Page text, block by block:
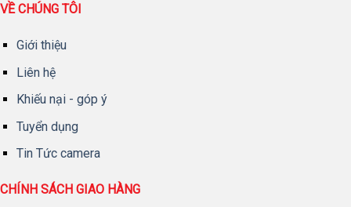
VỀ CHÚNG TÔI
Giới thiệu
Liên hệ
Khiếu nại - góp ý
Tuyển dụng
Tin Tức camera
CHÍNH SÁCH GIAO HÀNG